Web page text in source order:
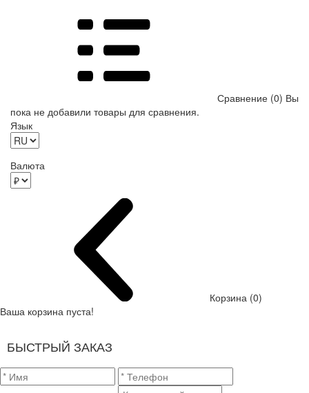
Сравнение (0) Вы
пока не добавили товары для сравнения.
Язык
Валюта
Корзина (0)
Ваша корзина пуста!
БЫСТРЫЙ ЗАКАЗ